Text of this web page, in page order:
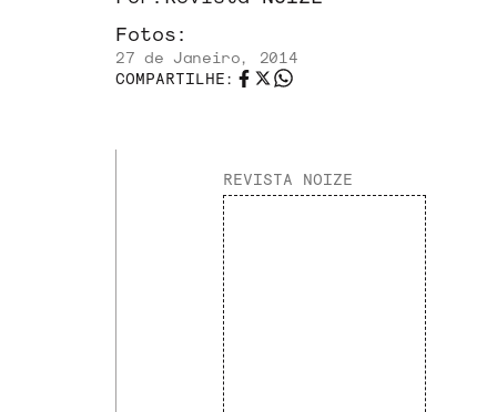
Fotos:
27 de Janeiro, 2014
COMPARTILHE:
REVISTA NOIZE